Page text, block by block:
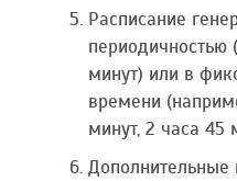
Расписание
минут) или в
времени
минут, 2 часа 45
Дополнительные